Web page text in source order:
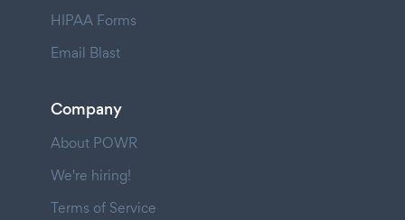
HIPAA Forms
Email Blast
Company
About POWR
We're hiring!
Terms of Service